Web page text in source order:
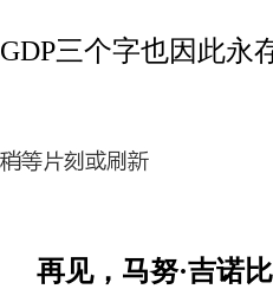
GDP三个字也因此永
再见，马努·吉诺